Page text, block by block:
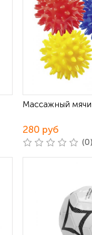
Массажный
280 руб